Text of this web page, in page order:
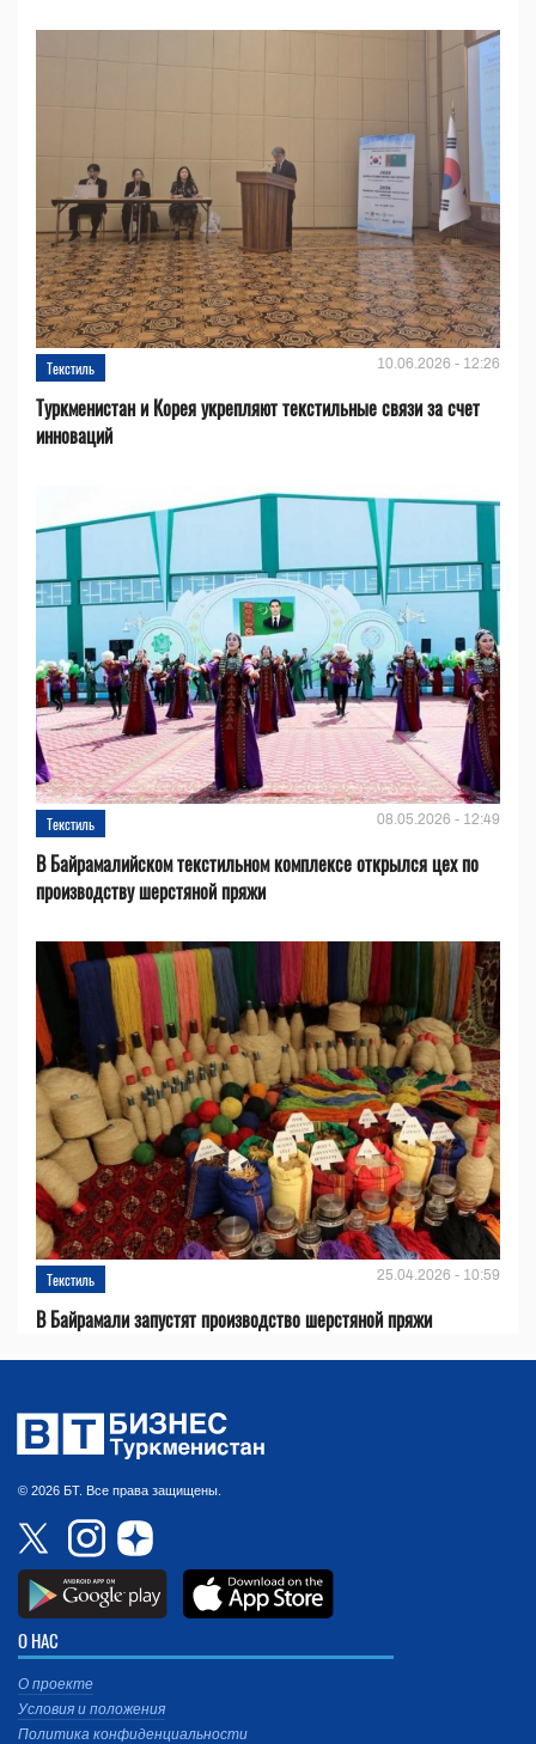
Текстиль 10.06.2026 - 12:26
Туркменистан и Корея укрепляют текстильные связи за счет
инноваций
Текстиль 08.05.2026 - 12:49
В Байрамалийском текстильном комплексе открылся цех по
производству шерстяной пряжи
Текстиль 25.04.2026 - 10:59
В Байрамали запустят производство шерстяной пряжи
© 2026 БТ. Все права защищены.
О НАС
О проекте
Условия и положения
Политика конфиденциальности